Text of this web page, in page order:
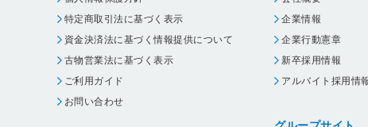
特定商取引法に基づく表示
資金決済法に基づく情報提供について
古物営業法に基づく表示
ご利用ガイド
お問い合わせ
企業情報
企業行動憲章
新卒採用情報
アルバイト採用情